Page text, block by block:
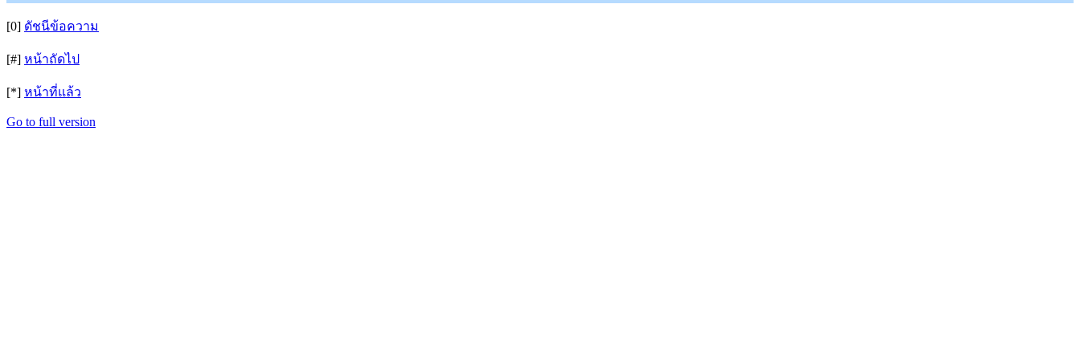
[0] ดัชนีข้อความ
[#] หน้าถัดไป
[*] หน้าที่แล้ว
Go to full version